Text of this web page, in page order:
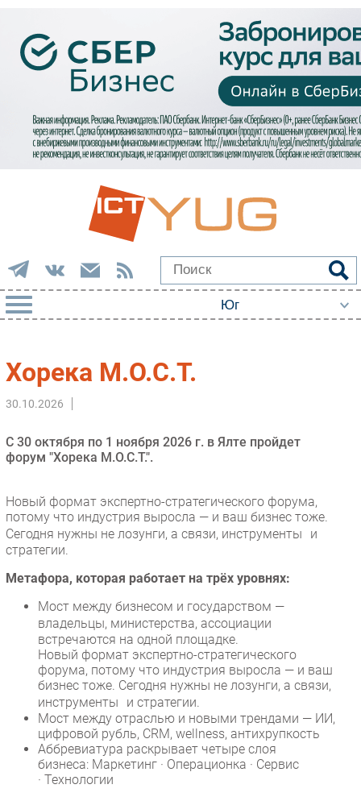
Импорто­замещение
Автоматизация Промышленности
Мобильная связь
Интеграция
Рынок ПК
Маркетинг
Оборудование
ПО
Outsourcing
Кадры
Регулирование
Финансы
Web
Безопасность
Инновации
CIO/Управление ИТ
Хорека М.О.С.Т.
30.10.2026
С 30 октября по 1 ноября 2026 г. в Ялте пройдет
форум "Хорека М.О.С.Т.".
Новый формат экспертно-стратегического форума,
потому что индустрия выросла — и ваш бизнес тоже.
Сегодня нужны не лозунги, а связи, инструменты и
стратегии.
Метафора, которая работает на трёх уровнях:
Мост между бизнесом и государством —
владельцы, министерства, ассоциации
встречаются на одной площадке.
Новый формат экспертно-стратегического
форума, потому что индустрия выросла — и ваш
бизнес тоже. Сегодня нужны не лозунги, а связи,
инструменты и стратегии.
Мост между отраслью и новыми трендами — ИИ,
цифровой рубль, CRM, wellness, антихрупкость
Аббревиатура раскрывает четыре слоя
бизнеса: Маркетинг · Операционка · Сервис
· Технологии